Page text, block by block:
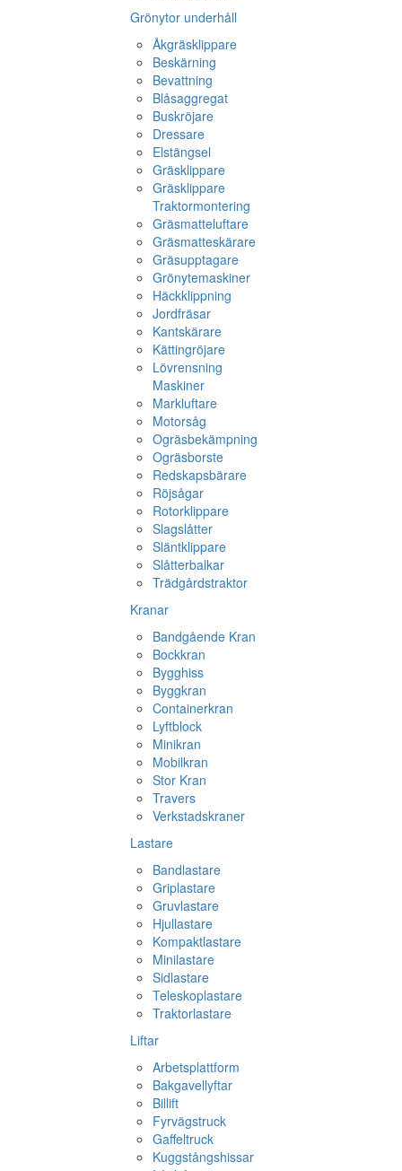
Grönytor underhåll
Åkgräsklippare
Beskärning
Bevattning
Blåsaggregat
Buskröjare
Dressare
Elstängsel
Gräsklippare
Gräsklippare
Traktormontering
Gräsmatteluftare
Gräsmatteskärare
Gräsupptagare
Grönytemaskiner
Häckklippning
Jordfräsar
Kantskärare
Kättingröjare
Lövrensning
Maskiner
Markluftare
Motorsåg
Ogräsbekämpning
Ogräsborste
Redskapsbärare
Röjsågar
Rotorklippare
Slagslåtter
Släntklippare
Slåtterbalkar
Trädgårdstraktor
Kranar
Bandgående Kran
Bockkran
Bygghiss
Byggkran
Containerkran
Lyftblock
Minikran
Mobilkran
Stor Kran
Travers
Verkstadskraner
Lastare
Bandlastare
Griplastare
Gruvlastare
Hjullastare
Kompaktlastare
Minilastare
Sidlastare
Teleskoplastare
Traktorlastare
Liftar
Arbetsplattform
Bakgavellyftar
Billift
Fyrvägstruck
Gaffeltruck
Kuggstångshissar